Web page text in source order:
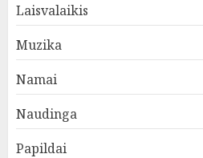
Laisvalaikis
Muzika
Namai
Naudinga
Papildai